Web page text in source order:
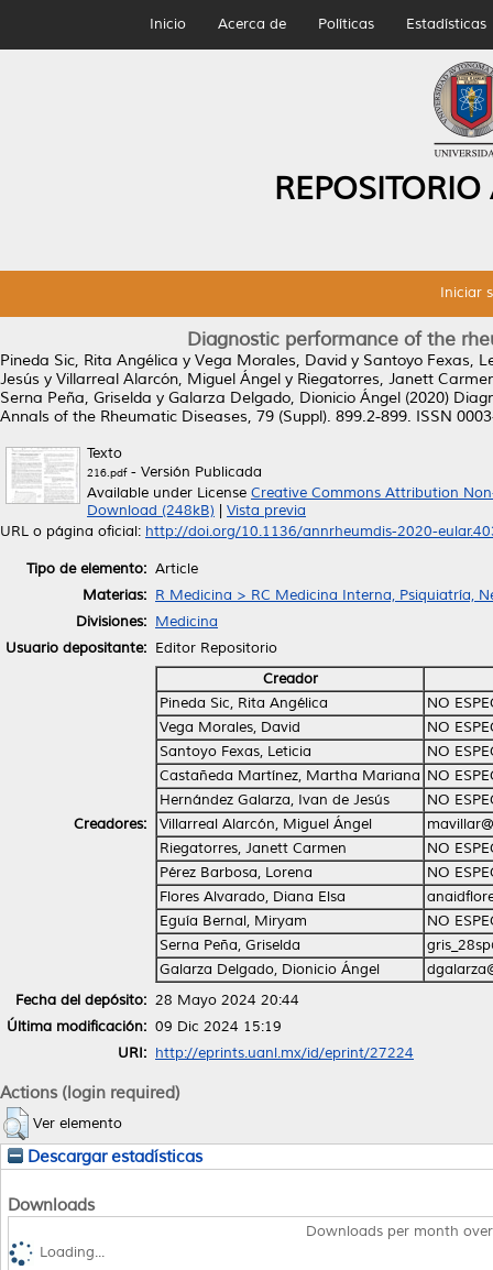
Inicio Acerca de Políticas Estadísticas
Iniciar
Diagnostic performance of the
Pineda Sic, Rita Angélica y Vega Morales, David y Santoyo Fexas,
Jesús y Villarreal Alarcón, Miguel Ángel y Riegatorres, Janett
Serna Peña, Griselda y Galarza Delgado, Dionicio Ángel (2020)
Annals of the Rheumatic Diseases, 79 (Suppl). 899.2-899. ISSN
Texto
216.pdf- Versión Publicada
Available under License Creative Commons Attribution
Download (248kB)
Vista previa
URL o página oficial: http://doi.org/10.1136/annrheumdis-2020-
Tipo de elemento: Article
Materias: R Medicina > RC Medicina Interna, Psiquiatría,
Divisiones: Medicina
Usuario depositante: Editor Repositorio
Creadores:
Creador
Pineda Sic, Rita Angélica
NO
Vega Morales, David
NO
Santoyo Fexas, Leticia
NO
Castañeda Martínez, Martha Mariana NO
Hernández Galarza, Ivan de Jesús
NO
Villarreal Alarcón, Miguel Ángel
Riegatorres, Janett Carmen
NO
Pérez Barbosa, Lorena
NO
Flores Alvarado, Diana Elsa
Eguía Bernal, Miryam
NO
Serna Peña, Griselda
Galarza Delgado, Dionicio Ángel
Fecha del depósito: 28 Mayo 2024 20:44
Última modificación: 09 Dic 2024 15:19
URI: http://eprints.uanl.mx/id/eprint/27224
Actions (login required)
Ver elemento
Descargar estadísticas
Downloads
Downloads per month
Loading...